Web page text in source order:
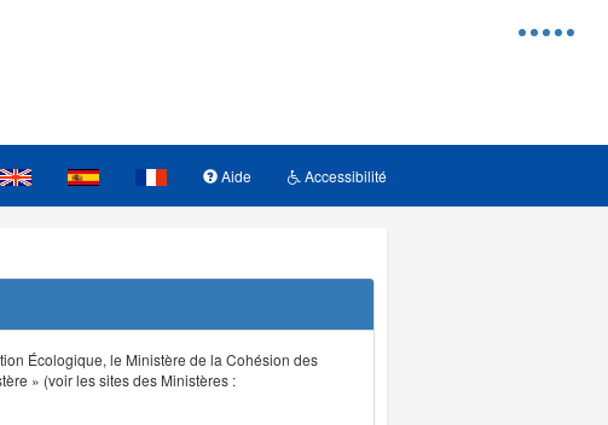
Menu
Aide Accessibilité
Écologique, le Ministère de la Cohésion des
» (voir les sites des Ministères :